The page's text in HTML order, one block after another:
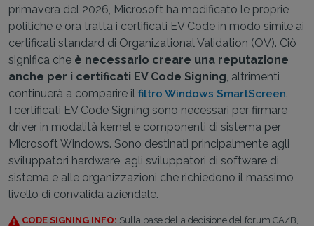
primavera del 2026, Microsoft ha modificato le proprie
politiche e ora tratta i certificati EV Code in modo simile ai
certificati standard di Organizational Validation (OV). Ciò
significa che è necessario creare una reputazione
anche per i certificati EV Code Signing, altrimenti
continuerà a comparire il filtro Windows SmartScreen.
I certificati EV Code Signing sono necessari per firmare
driver in modalità kernel e componenti di sistema per
Microsoft Windows. Sono destinati principalmente agli
sviluppatori hardware, agli sviluppatori di software di
sistema e alle organizzazioni che richiedono il massimo
livello di convalida aziendale.
CODE SIGNING INFO: Sulla base della decisione del forum CA/B,